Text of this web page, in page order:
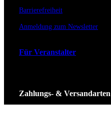
Barrierefreiheit
Anmeldung zum Newsletter
Für Veranstalter
Zahlungs- & Versandarten